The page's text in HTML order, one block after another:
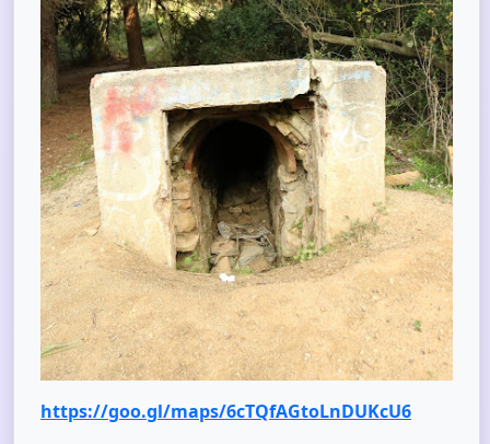
https://goo.gl/maps/6cTQfAGtoLnDUKcU6